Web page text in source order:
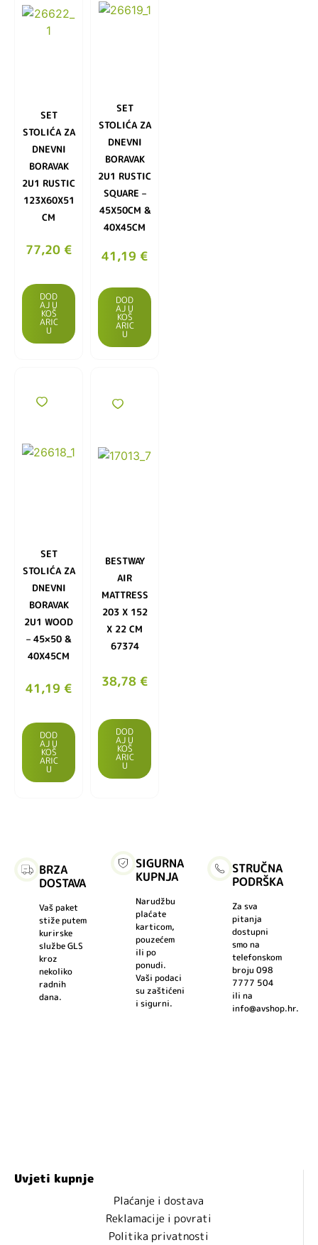
SET
STOLIĆA ZA
DNEVNI
BORAVAK
2U1 RUSTIC
123X60X51
CM
77,20 €
DOD
AJ U
KOŠ
ARIC
U
SET
STOLIĆA ZA
DNEVNI
BORAVAK
2U1 RUSTIC
SQUARE –
45X50CM &
40X45CM
41,19 €
DOD
AJ U
KOŠ
ARIC
U
SET
STOLIĆA ZA
DNEVNI
BORAVAK
2U1 WOOD
– 45×50 &
40X45CM
41,19 €
DOD
AJ U
KOŠ
ARIC
U
BESTWAY
AIR
MATTRESS
203 X 152
X 22 CM
67374
38,78 €
DOD
AJ U
KOŠ
ARIC
U
BRZA
DOSTAVA
Vaš paket
stiže putem
kurirske
službe GLS
kroz
nekoliko
radnih
dana.
SIGURNA
KUPNJA
Narudžbu
plaćate
karticom,
pouzećem
ili po
ponudi.
Vaši podaci
su zaštićeni
i sigurni.
STRUČNA
PODRŠKA
Za sva
pitanja
dostupni
smo na
telefonskom
broju 098
7777 504
ili na
info@avshop.hr.
Uvjeti kupnje
Plaćanje i dostava
Reklamacije i povrati
Politika privatnosti